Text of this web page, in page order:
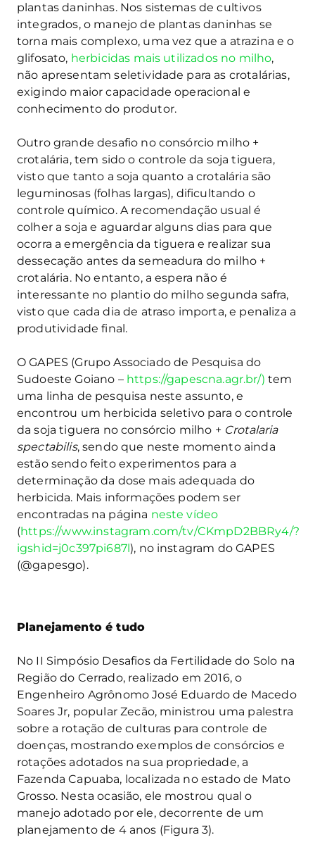
plantas daninhas. Nos sistemas de cultivos
integrados, o manejo de plantas daninhas se
torna mais complexo, uma vez que a atrazina e o
glifosato, herbicidas mais utilizados no milho,
não apresentam seletividade para as crotalárias,
exigindo maior capacidade operacional e
conhecimento do produtor.
Outro grande desafio no consórcio milho +
crotalária, tem sido o controle da soja tiguera,
visto que tanto a soja quanto a crotalária são
leguminosas (folhas largas), dificultando o
controle químico. A recomendação usual é
colher a soja e aguardar alguns dias para que
ocorra a emergência da tiguera e realizar sua
dessecação antes da semeadura do milho +
crotalária. No entanto, a espera não é
interessante no plantio do milho segunda safra,
visto que cada dia de atraso importa, e penaliza a
produtividade final.
O GAPES (Grupo Associado de Pesquisa do
Sudoeste Goiano – https://gapescna.agr.br/) tem
uma linha de pesquisa neste assunto, e
encontrou um herbicida seletivo para o controle
da soja tiguera no consórcio milho + Crotalaria
spectabilis, sendo que neste momento ainda
estão sendo feito experimentos para a
determinação da dose mais adequada do
herbicida. Mais informações podem ser
encontradas na página neste vídeo
(https://www.instagram.com/tv/CKmpD2BBRy4/?
igshid=j0c397pi687l), no instagram do GAPES
(@gapesgo).
Planejamento é tudo
No II Simpósio Desafios da Fertilidade do Solo na
Região do Cerrado, realizado em 2016, o
Engenheiro Agrônomo José Eduardo de Macedo
Soares Jr, popular Zecão, ministrou uma palestra
sobre a rotação de culturas para controle de
doenças, mostrando exemplos de consórcios e
rotações adotados na sua propriedade, a
Fazenda Capuaba, localizada no estado de Mato
Grosso. Nesta ocasião, ele mostrou qual o
manejo adotado por ele, decorrente de um
planejamento de 4 anos (Figura 3).